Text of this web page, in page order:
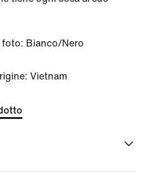
foto: Bianco/Nero
Vietnam